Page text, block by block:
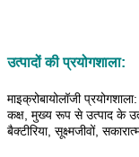
उत्पादों की प्रयोगशाला:
माइक्रोबायोलॉजी
कक्ष, मुख्य रूप से उत्पाद के
बैक्टीरिया, सूक्ष्मजीवों,